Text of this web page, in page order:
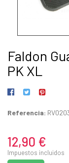
Faldon
PK XL
Referencia:
12,90 €
Impuestos incluidos